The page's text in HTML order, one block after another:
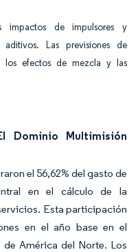
impactos de impulsores y
Las previsiones de
los efectos de mezcla y las
Dominio Multimisión
el 56,62% del gasto de
en el cálculo de la
Esta participación
en el año base en el
América del Norte. Los